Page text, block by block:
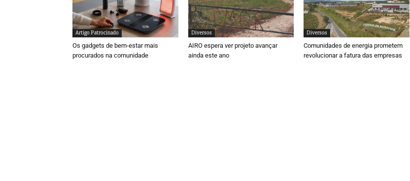
Artigo Patrocinado
Os gadgets de bem-estar mais
procurados na comunidade
Diversos
AIRO espera ver projeto avançar
ainda este ano
Diversos
Comunidades de energia prometem
revolucionar a fatura das empresas